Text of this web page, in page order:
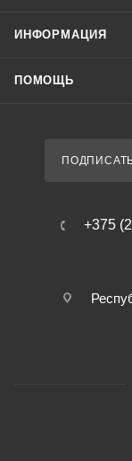
ИНФОРМАЦИЯ
ПОМОЩЬ
+375